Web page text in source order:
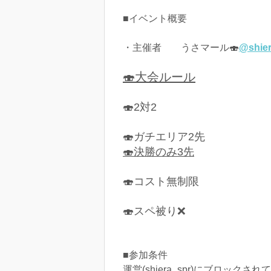
■イベント概要
・主催者 うさマール🍣
🍣大会ルール
🍣2対2
🍣ガチエリア2先
🍣決勝のみ3先
🍣コスト無制限
🍣スペ被り❌
■参加条件